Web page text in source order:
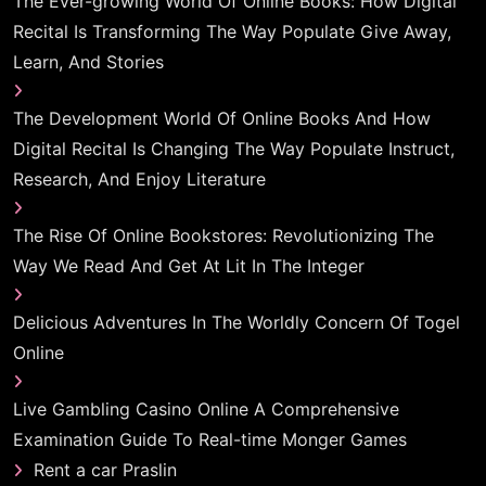
Recital Is Transforming The Way Populate Give Away,
Learn, And Stories
The Development World Of Online Books And How
Digital Recital Is Changing The Way Populate Instruct,
Research, And Enjoy Literature
The Rise Of Online Bookstores: Revolutionizing The
Way We Read And Get At Lit In The Integer
Delicious Adventures In The Worldly Concern Of Togel
Online
Live Gambling Casino Online A Comprehensive
Examination Guide To Real-time Monger Games
Rent a car Praslin